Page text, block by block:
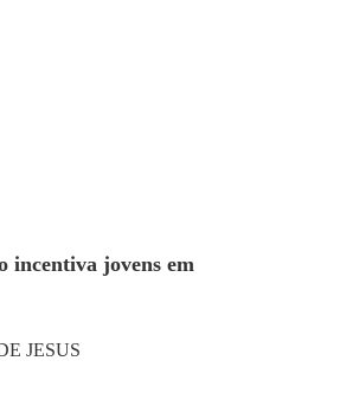
incentiva jovens em